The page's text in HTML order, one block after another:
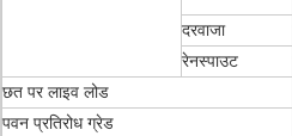
दरवाजा
रेनस्पाउट
छत पर लाइव लोड
पवन प्रतिरोध ग्रेड